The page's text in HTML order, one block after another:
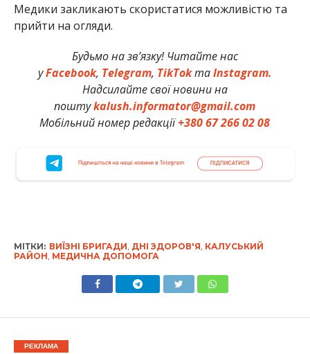
Медики закликають скористатися можливістю та
прийти на огляди.
Будьмо на зв’язку! Читайте нас
уFacebook, Telegram, TikTokтаInstagram.
Надсилайте свої новини на
поштуkalush.informator@gmail.com
Мобільний номер редакції+380 67 266 02 08
МІТКИ: ВИЇЗНІ БРИГАДИ, ДНІ ЗДОРОВ'Я, КАЛУСЬКИЙ
РАЙОН, МЕДИЧНА ДОПОМОГА
РЕКЛАМА